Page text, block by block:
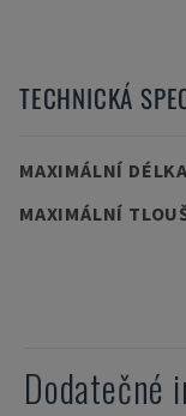
TECHNICKÁ
MAXIMÁLNÍ
MAXIMÁLNÍ
Dodatečné